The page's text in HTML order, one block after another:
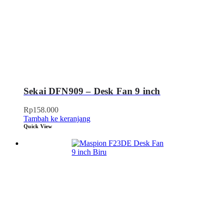
Sekai DFN909 – Desk Fan 9 inch
Rp158.000
Tambah ke keranjang
Quick View